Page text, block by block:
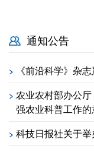
通知公告
> 《前沿科学》杂
> 农业农村部办公
强农业科普工作
> 科技日报社关于